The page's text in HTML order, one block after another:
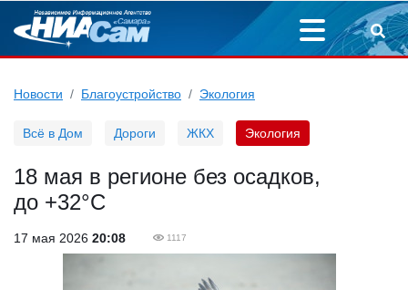
Новости Благоустройство Экология
Всё в Дом Дороги ЖКХ Экология
18 мая в регионе без осадков,
до +32°С
17 мая 2026 20:08 1117